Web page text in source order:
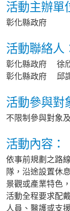
活動主辦單
彰化縣政府
活動聯絡人
彰化縣政府 徐
彰化縣政府 邱
活動參與對
不限制參與對象
活動內容：
依事前規劃之路
隊，沿途設置休
景觀或產業特色
活動全程要求配
人員、醫護或支